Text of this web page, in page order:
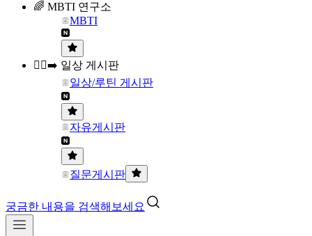
🌈 MBTI 연구소
MBTI
🏃‍♀️‍➡️ 일상 게시판
일상/루틴 게시판
자유게시판
질문게시판
궁금한 내용을 검색해보세요